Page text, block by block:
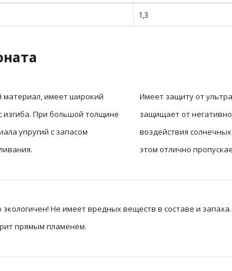
1,3
материал, имеет широкий
изгиба. При большой толщине
упругий с запасом
Имеет защиту от
защищает от
воздействия
этом отлично
Не имеет вредных веществ в составе и
прямым пламенем.